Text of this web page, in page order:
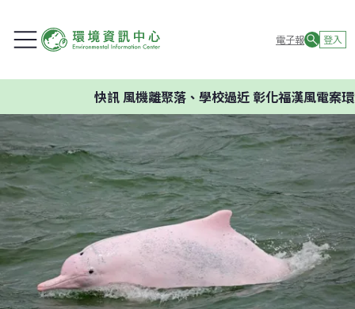
電子報 登入
風機離聚落、學校過近 彰化福漢風電案環委建